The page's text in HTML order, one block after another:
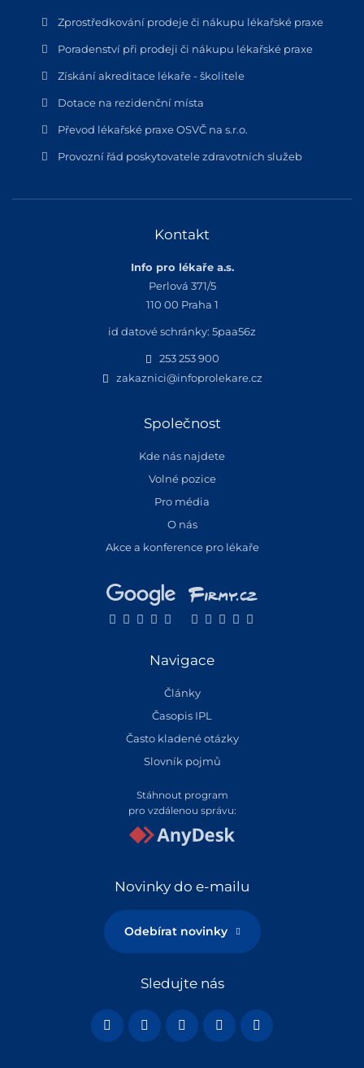
Zprostředkování prodeje či nákupu lékařské praxe
Poradenství při prodeji či nákupu lékařské praxe
Získání akreditace lékaře - školitele
Dotace na rezidenční místa
Převod lékařské praxe OSVČ na s.r.o.
Provozní řád poskytovatele zdravotních služeb
Kontakt
Info pro lékaře a.s.
Perlová 371/5
110 00 Praha 1
id datové schránky: 5paa56z
253 253 900
zakaznici@infoprolekare.cz
Společnost
Kde nás najdete
Volné pozice
Pro média
O nás
Akce a konference pro lékaře
Navigace
Články
Časopis IPL
Často kladené otázky
Slovník pojmů
Stáhnout program
pro vzdálenou správu:
Novinky do e-mailu
Odebírat novinky
Sledujte nás